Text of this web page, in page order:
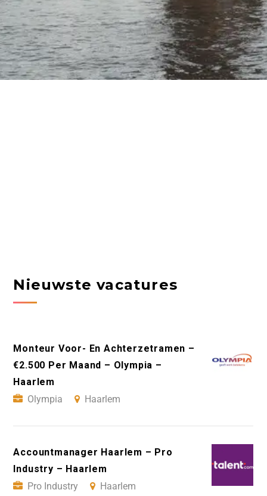
Nieuwste vacatures
Monteur Voor- En Achterzetramen –
€2.500 Per Maand – Olympia –
Haarlem
Olympia
Haarlem
Accountmanager Haarlem – Pro
Industry – Haarlem
Pro Industry
Haarlem